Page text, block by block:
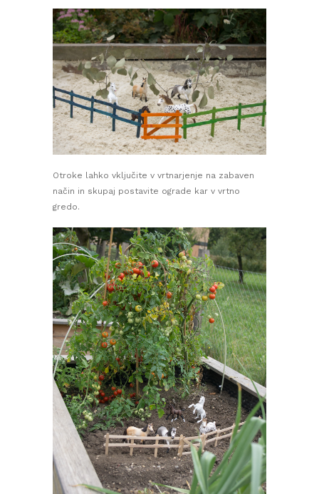
Otroke lahko vključite v vrtnarjenje na zabaven
način in skupaj postavite ograde kar v vrtno
gredo.